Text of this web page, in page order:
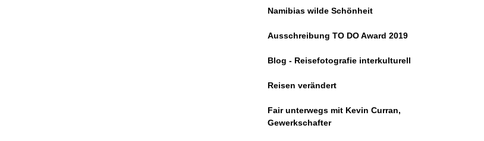
Namibias wilde Schönheit
Ausschreibung TO DO Award 2019
Blog - Reisefotografie interkulturell
Reisen verändert
Fair unterwegs mit Kevin Curran,
Gewerkschafter